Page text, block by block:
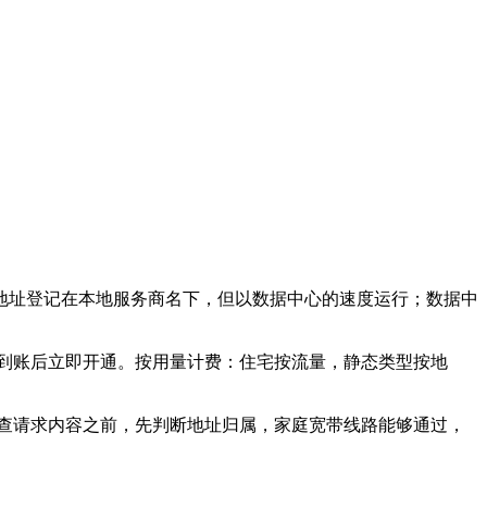
登记在本地服务商名下，但以数据中心的速度运行；数据中
账后立即开通。按用量计费：住宅按流量，静态类型按地
请求内容之前，先判断地址归属，家庭宽带线路能够通过，